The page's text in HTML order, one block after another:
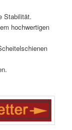
Stabilität.
hochwertigen